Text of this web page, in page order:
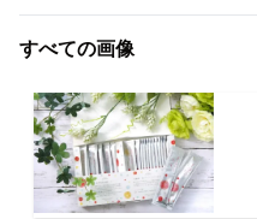
すべての画像